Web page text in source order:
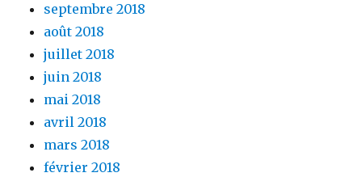
septembre 2018
août 2018
juillet 2018
juin 2018
mai 2018
avril 2018
mars 2018
février 2018